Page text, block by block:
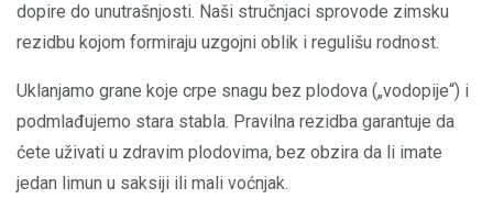
dopire do unutrašnjosti. Naši stručnjaci sprovode zimsku
rezidbu kojom formiraju uzgojni oblik i regulišu rodnost.
Uklanjamo grane koje crpe snagu bez plodova („vodopije“) i
podmlađujemo stara stabla. Pravilna rezidba garantuje da
ćete uživati u zdravim plodovima, bez obzira da li imate
jedan limun u saksiji ili mali voćnjak.